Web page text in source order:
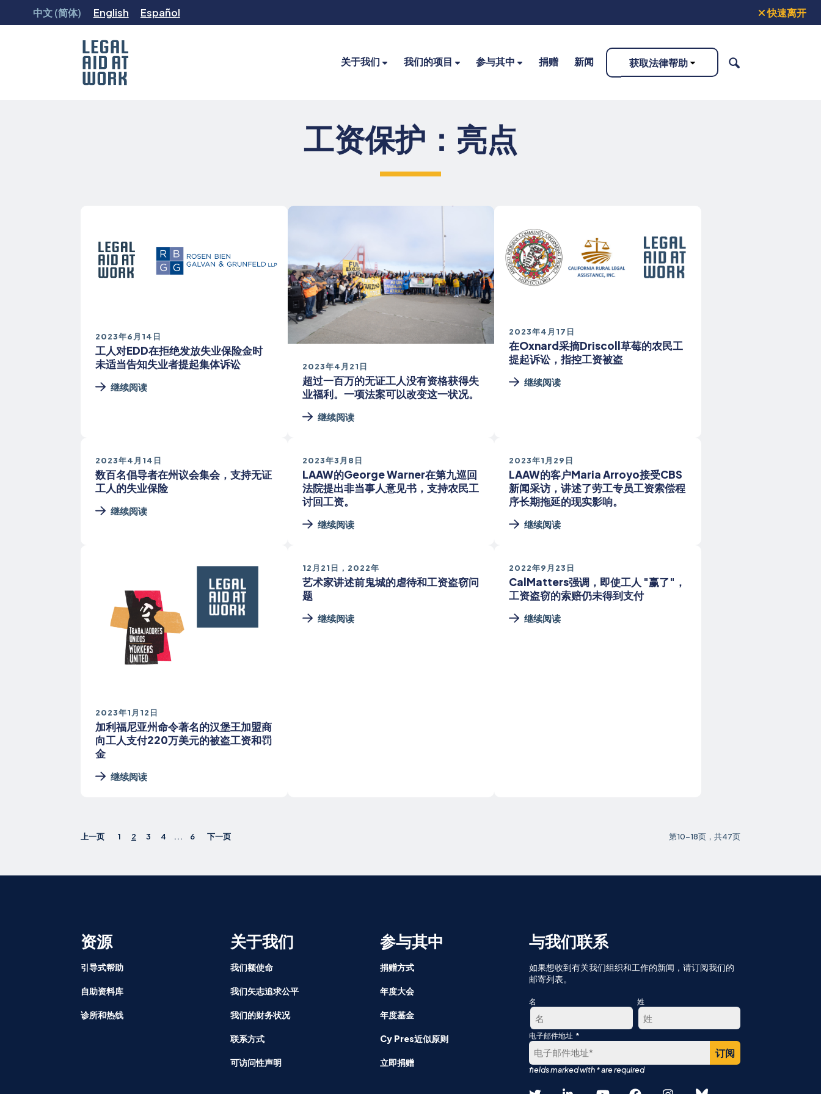
中文 (简体) English Español 快速离开
关于我们 我们的项目 参与其中 捐赠 新闻 获取法律帮助
搜
工资保护：亮点
2023年6月14日
工人对EDD在拒绝发放失业保险金时
未适当告知失业者提起集体诉讼
继续阅读
2023年4月21日
超过一百万的无证工人没有资格获得失
业福利。一项法案可以改变这一状况。
继续阅读
2023年4月17日
在Oxnard采摘Driscoll草莓的农民工
提起诉讼，指控工资被盗
继续阅读
2023年4月14日
数百名倡导者在州议会集会，支持无证
工人的失业保险
继续阅读
2023年3月8日
LAAW的George Warner在第九巡回
法院提出非当事人意见书，支持农民工
讨回工资。
继续阅读
2023年1月29日
LAAW的客户Maria Arroyo接受CBS
新闻采访，讲述了劳工专员工资索偿程
序长期拖延的现实影响。
继续阅读
2023年1月12日
加利福尼亚州命令著名的汉堡王加盟商
向工人支付220万美元的被盗工资和罚
金
继续阅读
12月21日，2022年
艺术家讲述前鬼城的虐待和工资盗窃问
题
继续阅读
2022年9月23日
CalMatters强调，即使工人 "赢了"，
工资盗窃的索赔仍未得到支付
继续阅读
上一页 1 2 3 4 ... 6 下一页 第10-18页，共47页
资源
引导式帮助
自助资料库
诊所和热线
关于我们
我们额使命
我们矢志追求公平
我们的财务状况
联系方式
可访问性声明
参与其中
捐赠方式
年度大会
年度基金
Cy Pres近似原则
立即捐赠
与我们联系
如果想收到有关我们组织和工作的新闻，请订阅我们的
邮寄列表。
名
第
一
姓
电子邮件地址 *